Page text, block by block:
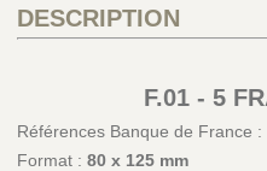
DESCRIPTION
F.01 - 5
Références Banque de France :
Format : 80 x 125 mm